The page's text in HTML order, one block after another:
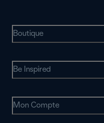
Boutique
Be Inspired
Mon Compte